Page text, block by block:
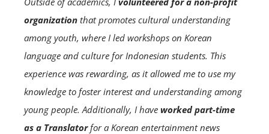
organization that promotes cultural understanding
among youth, where I led workshops on Korean
language and culture for Indonesian students. This
experience was rewarding, as it allowed me to use my
knowledge to foster interest and understanding among
young people. Additionally, I have worked part-time
as a Translatorfor a Korean entertainment news